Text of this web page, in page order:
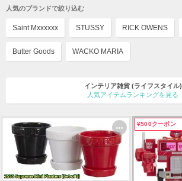
人気のブランドで絞り込む
Saint Mxxxxxx STUSSY RICK OWENS
Butter Goods WACKO MARIA
インテリア雑貨 (ライフスタイル)
人気アイテムランキングを見る
¥500クーポン